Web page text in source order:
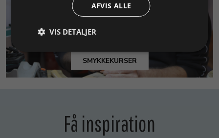
SMYKKEKURSER
Få inspiration
AFVIS ALLE
VIS DETALJER